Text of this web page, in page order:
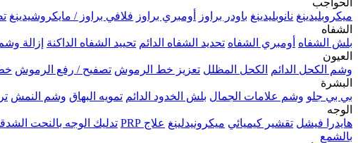
الحواجب
ميكروبلیدينغ نانوبليدينغ باودر براوز أومبري براوز فلافي براوز / مايكروشيدينغ
الشفاه
بلش الشفاه أومبري الشفاه تحديد الشفاه الدائم تحييد الشفاه الداكنة إزالة
العيون
وشم الكحل الدائم
الكحل المظلل تعزيز خط الرموش تصفيح / رفع الرموش
البشرة
بي بي جلو وشم علامات الجمال بلش الخدود الدائم تمويه البهاق وشم النمش
الوجه
هايدرا فيشل تقشير كيميائي ميكرونيدلينغ علاج PRP تدليك الوجه بالنحت
بالشمع